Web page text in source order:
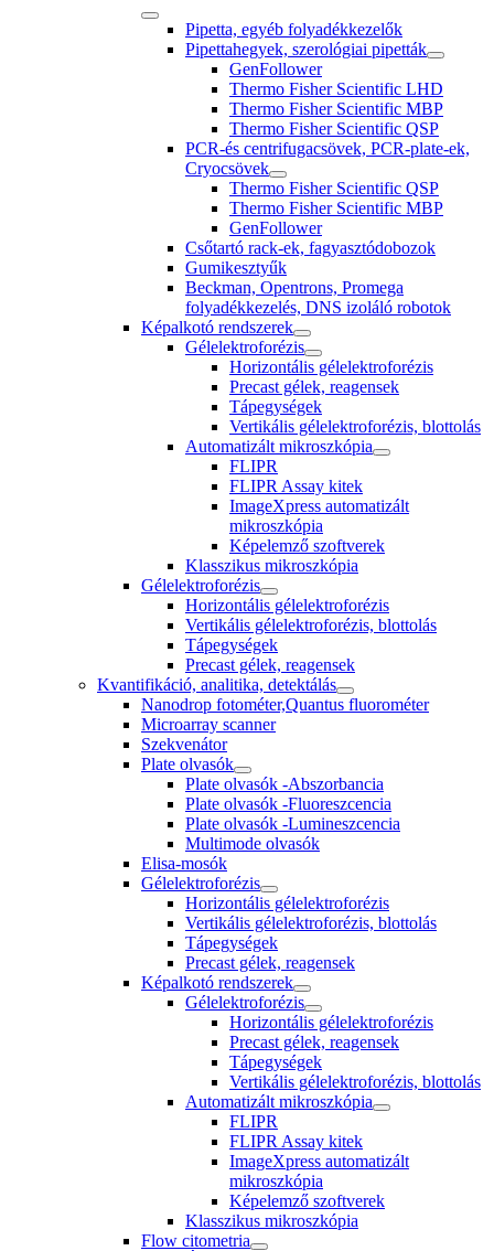
Pipetta, egyéb folyadékkezelők
Pipettahegyek, szerológiai pipetták
GenFollower
Thermo Fisher Scientific LHD
Thermo Fisher Scientific MBP
Thermo Fisher Scientific QSP
PCR-és centrifugacsövek, PCR-plate-ek,
Cryocsövek
Thermo Fisher Scientific QSP
Thermo Fisher Scientific MBP
GenFollower
Csőtartó rack-ek, fagyasztódobozok
Gumikesztyűk
Beckman, Opentrons, Promega
folyadékkezelés, DNS izoláló robotok
Képalkotó rendszerek
Gélelektroforézis
Horizontális gélelektroforézis
Precast gélek, reagensek
Tápegységek
Vertikális gélelektroforézis, blottolás
Automatizált mikroszkópia
FLIPR
FLIPR Assay kitek
ImageXpress automatizált
mikroszkópia
Képelemző szoftverek
Klasszikus mikroszkópia
Gélelektroforézis
Horizontális gélelektroforézis
Vertikális gélelektroforézis, blottolás
Tápegységek
Precast gélek, reagensek
Kvantifikáció, analitika, detektálás
Nanodrop fotométer,Quantus fluorométer
Microarray scanner
Szekvenátor
Plate olvasók
Plate olvasók -Abszorbancia
Plate olvasók -Fluoreszcencia
Plate olvasók -Lumineszcencia
Multimode olvasók
Elisa-mosók
Gélelektroforézis
Horizontális gélelektroforézis
Vertikális gélelektroforézis, blottolás
Tápegységek
Precast gélek, reagensek
Képalkotó rendszerek
Gélelektroforézis
Horizontális gélelektroforézis
Precast gélek, reagensek
Tápegységek
Vertikális gélelektroforézis, blottolás
Automatizált mikroszkópia
FLIPR
FLIPR Assay kitek
ImageXpress automatizált
mikroszkópia
Képelemző szoftverek
Klasszikus mikroszkópia
Flow citometria